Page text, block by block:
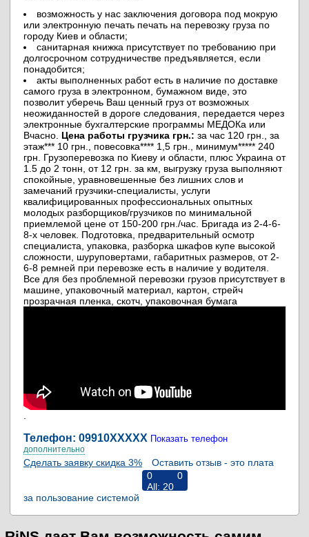
возможность у нас заключения договора под мокрую
или электронную печать печать на перевозку груза по
городу Киев и области;
санитарная книжка присутствует по требованию при
долгосрочном сотрудничестве предъявляется, если
понадобится;
акты выполненных работ есть в наличие по доставке
самого груза в электронном, бумажном виде, это
позволит уберечь Ваш ценный груз от возможных
неожиданностей в дороге следования, передается через
электронные бухгалтерские программы МЕДОКа или
Вчасно. Цена работы грузчика грн.: за час 120 грн., за
этаж*** 10 грн., повесовка**** 1,5 грн., минимум***** 240
грн. Грузоперевозка по Киеву и области, плюс Украина от
1.5 до 2 тонн, от 12 грн. за км, выгрузку груза выполняют
спокойные, уравновешенные без лишних слов и
замечаний грузчики-специалисты, услуги
квалифицированных профессиональных опытных
молодых разборщиков/грузчиков по минимальной
приемлемой цене от 150-200 грн./час. Бригада из 2-4-6-
8-х человек. Подготовка, предварительный осмотр
специалиста, упаковка, разборка шкафов купе высокой
сложности, шуруповертами, габаритных размеров, от 2-
6-8 ремней при перевозке есть в наличие у водителя.
Все для без проблемной перевозки грузов присутствует в
машине, упаковочный материал, картон, стрейч
прозрачная пленка, скотч, упаковочная бумага
.
Телефон: 09910XXXXX Показать телефон
дополнительно
Сделать заявку скидка 3% Оставить отзыв - это плата
за пользование системой
0
0
All: 20